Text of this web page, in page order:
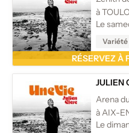
à
Le
Variété
RÉSERVEZ À
JULIEN
Arena
à AIX-
Le